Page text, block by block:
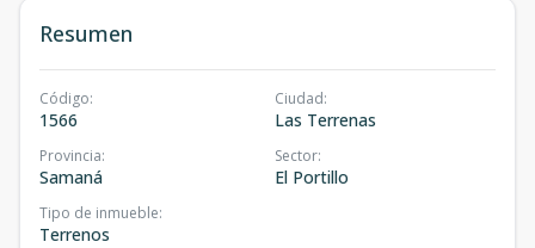
Resumen
Código:
1566
Ciudad:
Las Terrenas
Provincia:
Samaná
Sector:
El Portillo
Tipo de inmueble:
Terrenos